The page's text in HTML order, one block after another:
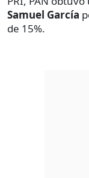
Samuel García
de 15%.